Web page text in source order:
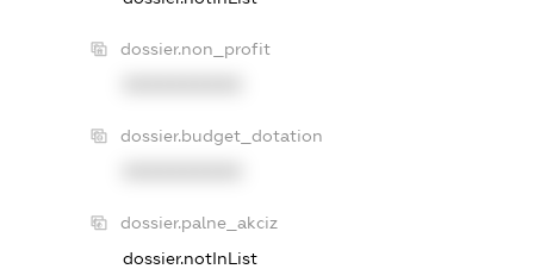
dossier.non_profit
dossier.budget_dotation
dossier.palne_akciz
dossier.notInList